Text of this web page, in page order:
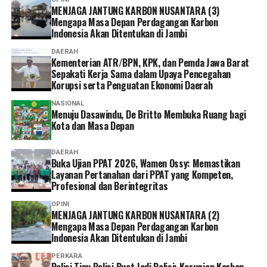
daerah.
“Mudah-mudahan pertemuan ini melahirkan tertib
administrasi seluruh aset pemerintah bisa
tersertipikatkan, aset warga bisa tersertipikatkan, NOP
disusun berdasarkan asas kepatutan dan kelayakan, dan
ada perlindungan pada areal pertanian, areal
perhutanan, perkebunan, mata air, serta seluruh areal
publik yang memang diperuntukkan untuk publik,”
katanya.
Ke depan, Pemerintah Provinsi Jawa Barat berkomitmen
untuk mempercepat sertipikasi aset daerah yang belum
memiliki kepastian hukum. “Provinsi Jawa Barat masih
memiliki sekitar 3.200 bidang tanah yang belum
bersertipikat. Tahun 2027 harus sudah selesai, termasuk
jalan-jalan milik pemerintah. Kalau tidak disertipikatkan,
nanti akan semakin sulit melindungi aset tersebut,”
ucap Dedi Mulyadi.
MENJAGA JANTUNG KARBON NUSANTARA (3)
Mengapa Masa Depan Perdagangan Karbon
Indonesia Akan Ditentukan di Jambi
DAERAH
Kementerian ATR/BPN, KPK, dan Pemda Jawa Barat
Sepakati Kerja Sama dalam Upaya Pencegahan
Korupsi serta Penguatan Ekonomi Daerah
NASIONAL
Menuju Dasawindu, De Britto Membuka Ruang bagi
Kota dan Masa Depan
DAERAH
Buka Ujian PPAT 2026, Wamen Ossy: Memastikan
Layanan Pertanahan dari PPAT yang Kompeten,
Profesional dan Berintegritas
OPINI
MENJAGA JANTUNG KARBON NUSANTARA (2)
Mengapa Masa Depan Perdagangan Karbon
Indonesia Akan Ditentukan di Jambi
PERKARA